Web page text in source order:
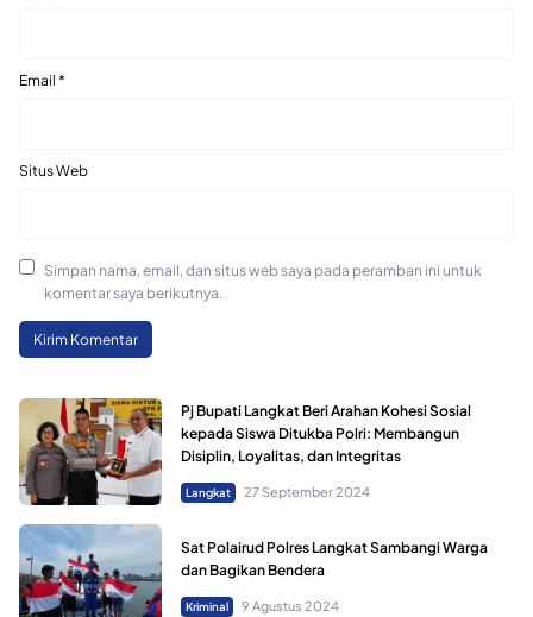
Email *
Situs Web
Simpan nama, email, dan situs web saya pada peramban ini untuk
komentar saya berikutnya.
Pj Bupati Langkat Beri Arahan Kohesi Sosial
kepada Siswa Ditukba Polri: Membangun
Disiplin, Loyalitas, dan Integritas
Langkat 27 September 2024
Sat Polairud Polres Langkat Sambangi Warga
dan Bagikan Bendera
Kriminal 9 Agustus 2024